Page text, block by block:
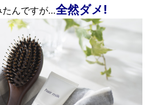
たんですが…全然ダメ!